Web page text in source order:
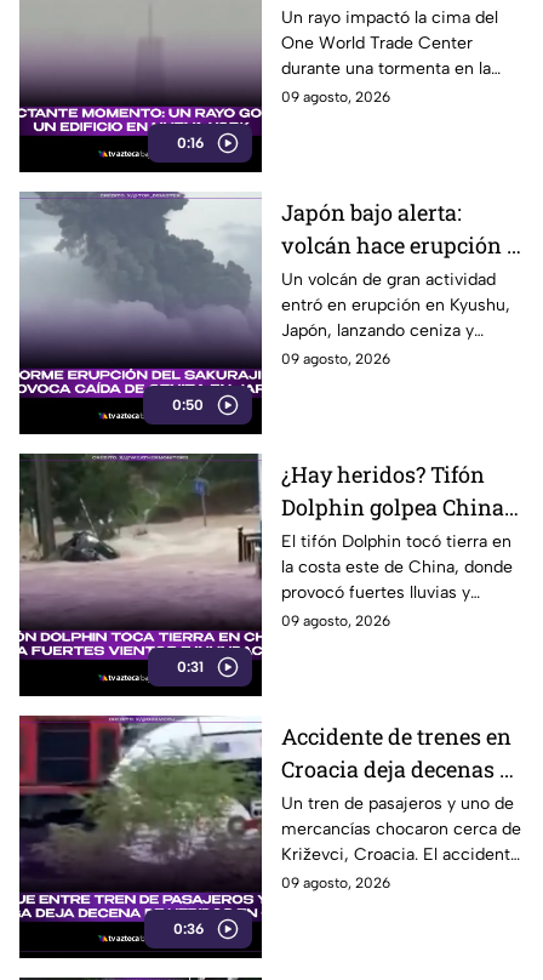
0:16
World Trade Center en
Nueva York
Un rayo impactó la cima del
One World Trade Center
durante una tormenta en la
costa este de Estados Unidos,
09 agosto, 2026
0:50
Japón bajo alerta:
volcán hace erupción y
lanza ceniza a más de 2
mil metros
Un volcán de gran actividad
entró en erupción en Kyushu,
Japón, lanzando ceniza y
material volcánico a más de 2
09 agosto, 2026
0:31
¿Hay heridos? Tifón
Dolphin golpea China
con fuertes vientos y
lluvias
El tifón Dolphin tocó tierra en
la costa este de China, donde
provocó fuertes lluvias y
vientos, además de alertas por
09 agosto, 2026
0:36
Accidente de trenes en
Croacia deja decenas de
heridos; seis están
graves
Un tren de pasajeros y uno de
mercancías chocaron cerca de
Križevci, Croacia. El accidente
dejó entre 20 y 25 heridos,
09 agosto, 2026